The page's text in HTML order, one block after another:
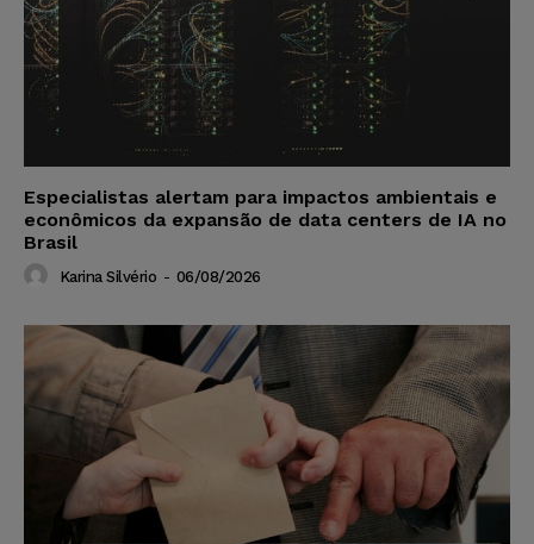
Especialistas alertam para impactos ambientais e
econômicos da expansão de data centers de IA no
Brasil
Karina Silvério - 06/08/2026